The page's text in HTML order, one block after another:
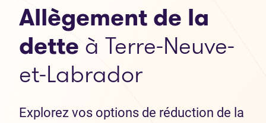
Allègement de la
dette à Terre-Neuve-
et-Labrador
Explorez vos options de réduction de la